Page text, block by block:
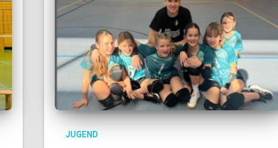
JUGEND